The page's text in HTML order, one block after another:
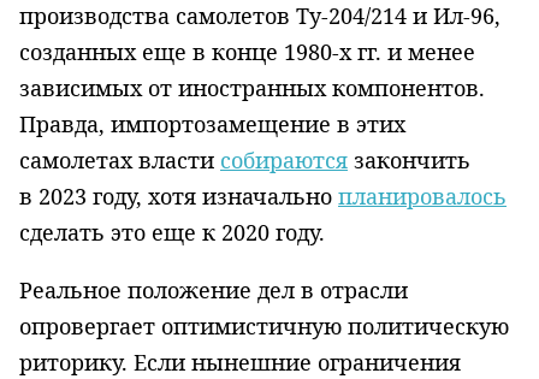
производства самолетов Ту-204/214 и Ил-96,
созданных еще в конце 1980-х гг. и менее
зависимых от иностранных компонентов.
Правда, импортозамещение в этих
самолетах власти собираются закончить
в 2023 году, хотя изначально планировалось
сделать это еще к 2020 году.
Реальное положение дел в отрасли
опровергает оптимистичную политическую
риторику. Если нынешние ограничения